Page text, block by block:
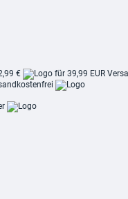
€ für 39,99 EUR